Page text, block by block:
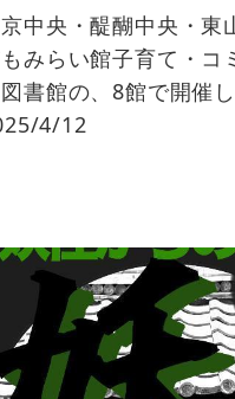
中央・醍醐中央・東
みらい館子育て・コ
書館の、8館で開催
4/12